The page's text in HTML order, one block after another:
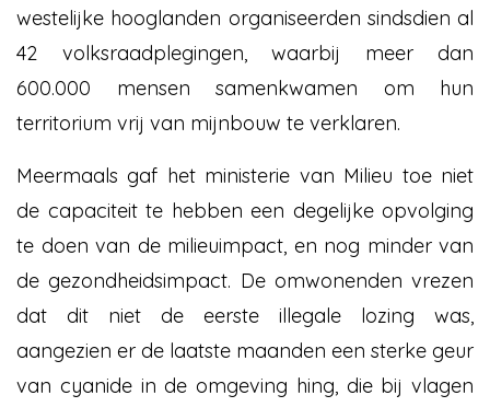
westelijke hooglanden organiseerden sindsdien al
42 volksraadplegingen, waarbij meer dan
600.000 mensen samenkwamen om hun
territorium vrij van mijnbouw te verklaren.
Meermaals gaf het ministerie van Milieu toe niet
de capaciteit te hebben een degelijke opvolging
te doen van de milieuimpact, en nog minder van
de gezondheidsimpact. De omwonenden vrezen
dat dit niet de eerste illegale lozing was,
aangezien er de laatste maanden een sterke geur
van cyanide in de omgeving hing, die bij vlagen